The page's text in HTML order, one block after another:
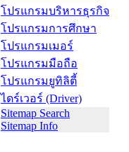
โปรแกรมบริหารธุรกิจ
โปรแกรมการศึกษา
โปรแกรมเมอร์
โปรแกรมมือถือ
โปรแกรมยูทิลิตี้
ไดร์เวอร์ (Driver)
Sitemap Search
Sitemap Info